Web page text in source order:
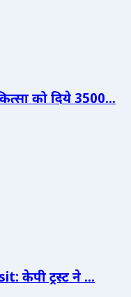
को दिये 3500...
केपी ट्रस्ट ने ...